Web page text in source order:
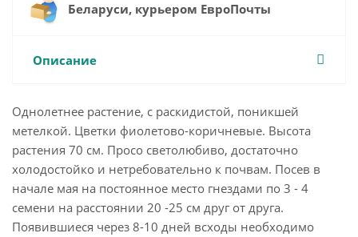
Беларуси, курьером ЕвроПочты
Описание
Однолетнее растение, с раскидистой, поникшей
метелкой. Цветки фиолетово-коричневые. Высота
растения 70 см. Просо светолюбиво, достаточно
холодостойко и нетребовательно к почвам. Посев в
начале мая на постоянное место гнездами по 3 - 4
семени на расстоянии 20 -25 см друг от друга.
Появившиеся через 8-10 дней всходы необходимо